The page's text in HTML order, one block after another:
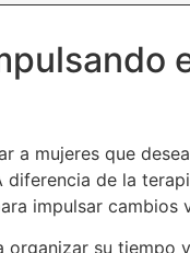
a mujeres que
de la
impulsar cambios
su